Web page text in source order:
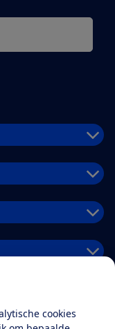
cookies